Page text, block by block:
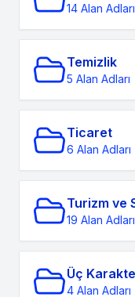
14 Alan Adları
Temizlik
5 Alan Adları
Ticaret
6 Alan Adları
Turizm ve
19 Alan Adları
Üç
4 Alan Adları